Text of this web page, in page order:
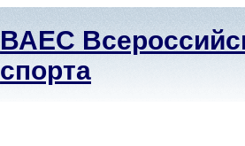
ВАЕС
спорта